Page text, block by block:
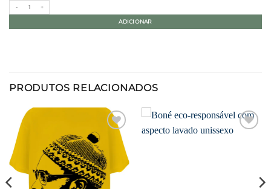
ADICIONAR
PRODUTOS RELACIONADOS
Favoritar